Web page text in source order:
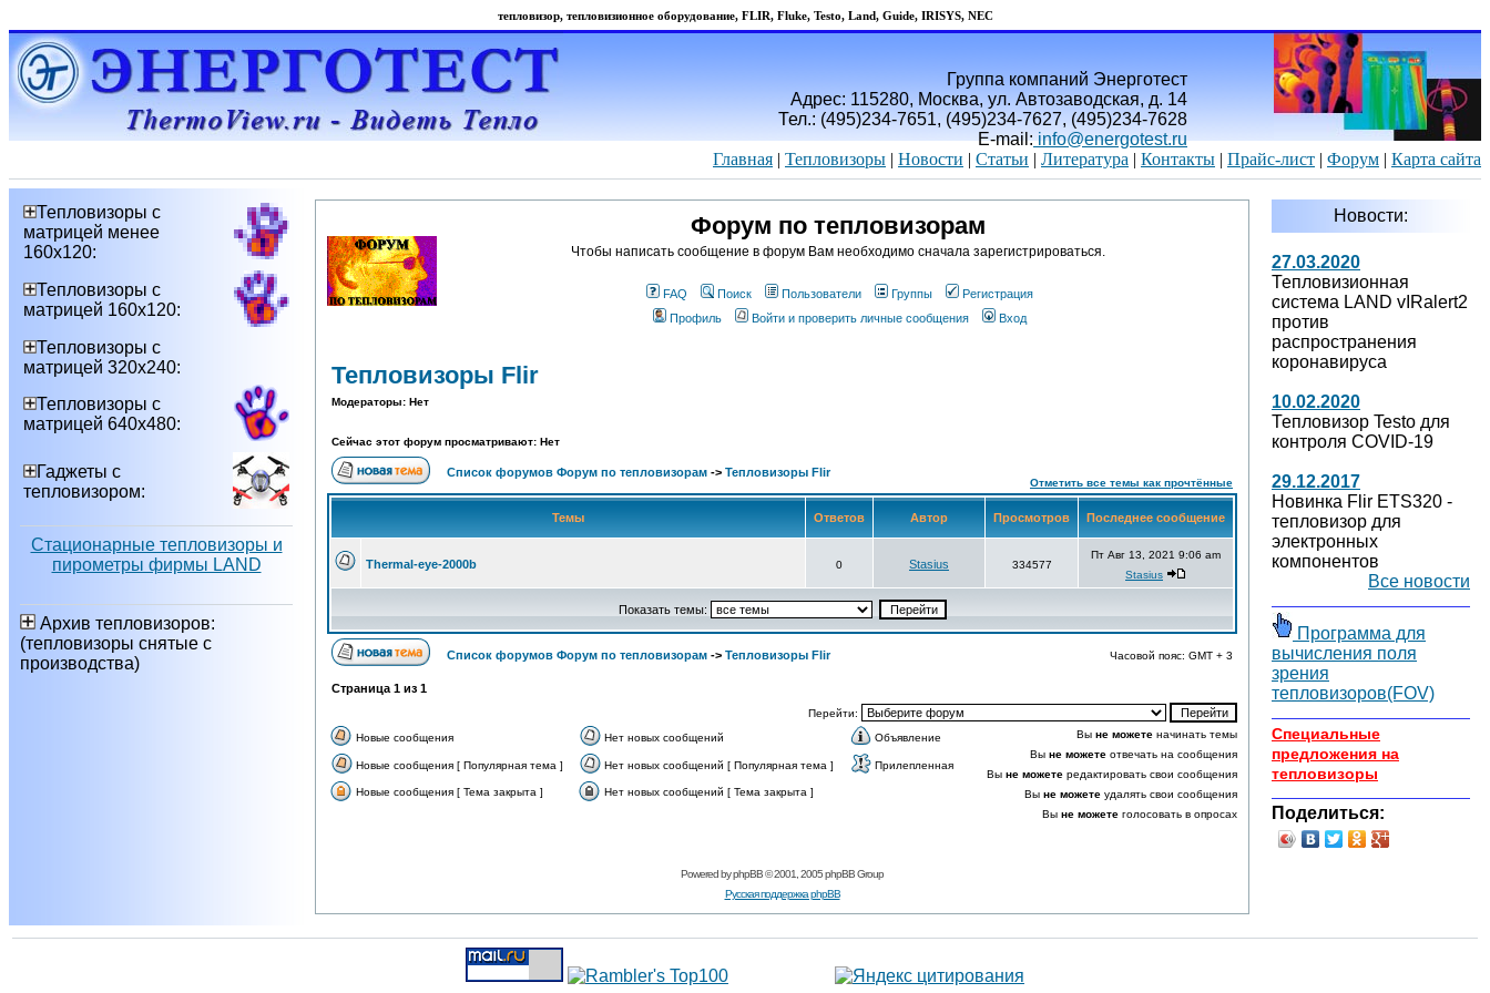
тепловизор, тепловизионное оборудование, FLIR, Fluke, Testo, Land, Guide, IRISYS, NEC
Группа компаний Энерготест
Адрес: 115280, Москва, ул. Автозаводская, д. 14
Тел.: (495)234-7651, (495)234-7627, (495)234-7628
E-mail:info@energotest.ru
Главная | Тепловизоры | Новости | Статьи | Литература | Контакты | Прайс-лист | Форум | Карта сайта
Тепловизоры с
матрицей менее
160х120:
Тепловизоры с
матрицей 160х120:
Тепловизоры с
матрицей 320х240:
Тепловизоры с
матрицей 640х480:
Гаджеты с
тепловизором:
Стационарные тепловизоры и
пирометры фирмы LAND
Архив тепловизоров:
(тепловизоры снятые с
производства)
Форум по тепловизорам
Чтобы написать сообщение в форум Вам необходимо сначала зарегистрироваться.
FAQ Поиск Пользователи Группы
Регистрация
Профиль
Войти и проверить личные сообщения Вход
Тепловизоры Flir
Модераторы: Нет
Сейчас этот форум просматривают: Нет
Список форумов Форум по тепловизорам -> Тепловизоры Flir
Отметить все темы как прочтённые
Темы Ответов Автор Просмотров Последнее сообщение
Thermal-eye-2000b 0 Stasius 334577
Пт Авг 13, 2021 9:06 am
Stasius
Показать темы:
Список форумов Форум по тепловизорам -> Тепловизоры Flir Часовой пояс: GMT + 3
Страница 1 из 1
Перейти:
Новые сообщения
Нет новых сообщений Объявление
Новые сообщения [ Популярная тема ] Нет новых сообщений [ Популярная тема ] Прилепленная
Новые сообщения [ Тема закрыта ] Нет новых сообщений [ Тема закрыта ]
Вы не можете начинать темы
Вы не можете отвечать на сообщения
Вы не можете редактировать свои сообщения
Вы не можете удалять свои сообщения
Вы не можете голосовать в опросах
Powered byphpBB© 2001, 2005 phpBB Group
Русская поддержка phpBB
Новости:
27.03.2020
Тепловизионная
система LAND vIRalert2
против
распространения
коронавируса
10.02.2020
Тепловизор Testo для
контроля COVID-19
29.12.2017
Новинка Flir ETS320 -
тепловизор для
электронных
компонентов
Все новости
Программа для
вычисления поля
зрения
тепловизоров(FOV)
Специальные
предложения на
тепловизоры
Поделиться: